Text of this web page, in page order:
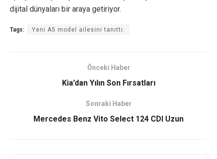
dijital dünyaları bir araya getiriyor.
Tags: Yeni A5 model ailesini tanıttı.
Önceki Haber
Kia’dan Yılın Son Fırsatları
Sonraki Haber
Mercedes Benz Vito Select 124 CDI Uzun